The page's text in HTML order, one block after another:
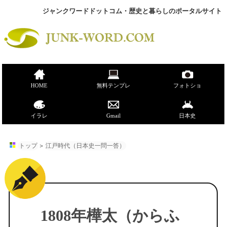
ジャンクワードドットコム・歴史と暮らしのポータルサイト
HOME 無料テンプレ フォトショ
イラレ Gmail 日本史
トップ ＞ 江戸時代（日本史一問一答）
1808年樺太（からふ